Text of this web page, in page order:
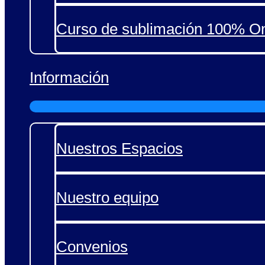
Curso de sublimación 100%
Información
Nuestros Espacios
Nuestro equipo
Convenios